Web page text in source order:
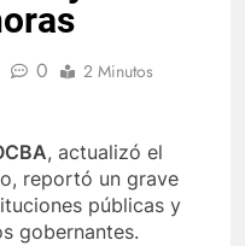
0 2 Minutos
, actualizó el
reportó un grave
públicas y
gobernantes.